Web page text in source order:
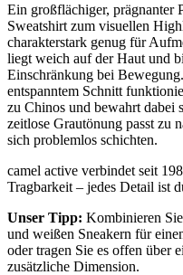
Ein großflächiger, prägnanter
Sweatshirt zum visuellen
charakterstark genug für
liegt weich auf der Haut und
Einschränkung bei
entspanntem Schnitt
zu Chinos und bewahrt dabei
zeitlose Grautönung passt zu
sich problemlos schichten.
camel active verbindet seit
Tragbarkeit – jedes Detail ist
Unser Tipp: Kombinieren
und weißen Sneakern für
oder tragen Sie es offen über
zusätzliche Dimension.